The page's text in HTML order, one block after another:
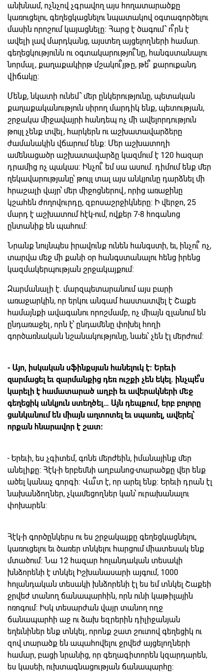
անխնամ, ոչնչով չգրավող այս հողատարածքը
կառուցելու, գեղեցկացնելու նպատակով օգտագործելու
մասին որոշում կայացնելը: Հարց է ծագում՝ ո՞րն է
ավելի լավ մարդկանց, այստեղ այցելողների համար.
գեղեցկությունն ու օգտակարությու՞նը, հանգստանալու
նորմալ, քաղաքակիրթ մշակու՞յթը, թե՞ քարուքանդ
վիճակը:
Մենք, նկատի ունեմ՝ մեր ընկերությունը, պետական
քաղաքականություն սիրող մարդիկ ենք, պետության,
շրջակա միջավայրի հանդեպ ոչ մի ավելորդություն
թույլ չենք տվել, հարկերն ու աշխատավարձերը
ժամանակին վճարում ենք: Մեր աշխատողի
ամենացածր աշխատավարձը կազմում է 120 հազար
դրամից ոչ պակաս: Ինչու՞ եմ սա ասում. դիմում ենք մեր
ղեկավարությանը՝ թույլ տալ այս անկյունը դարձնել մի
հրաշալի վայր՝ մեր միջոցներով, որից առաջինը
կշահեն ժողովուրդը, զբոսաշրջիկները: Ի վերջո, 25
մարդ է աշխատում հէկ-ում, ովքեր 7-8 հոգանոց
ընտանիք են պահում:
Նրանք նույնպես իրավունք ունեն հանգստի, եւ, ինչու՞ ոչ,
տարվա մեջ մի քանի օր հանգստանալու հենց իրենց
կազմակերպության շրջակայքում:
Զարմանալի է. մարզպետարանում այս բարի
առաջարկին, որ երկու անգամ հաստատվել է Շաքե
համայնքի ավագանու որոշմամբ, ոչ միայն զլանում են
ընդառաջել, որն է՝ ընդամենը փոխել հողի
գործառնական նշանակությունը, նաեւ՝ չեն էլ մերժում:
- Այո, իսկական սֆինքսյան հանելուկ է: Երեւի
զարմացել եւ զարմանքից դեռ ուշքի չեն եկել. ինչպե՞ս
կարելի է համատարած աղբի եւ ավերակների մեջ
գեղեցիկ անկյուն ստեղծել… Այն դեպքում, երբ բոլորը
ցանկանում են միայն աղտոտել եւ սպառել, ավերել՝
որքան հնարավոր է շատ:
- Երեւի, ես չգիտեմ, գոնե մերժեին, իմանայինք մեր
անելիքը: Հէկ-ի երբեմնի աղբանոց-տարածքը վեր ենք
ածել կանաչ գորգի: Վա՞տ է, որ արել ենք: Երեւի դրան էլ
նախանձողներ, չկամեցողներ կան՝ ուրախանալու
փոխարեն:
Հէկ-ի գործընկերս ու ես շրջակայքը գեղեցկացնելու,
կառուցելու եւ ծառեր տնկելու հարցում միատեսակ ենք
մտածում: Նա 12 հազար հոլանդական տեսակի
խնձորենի է տնկել Իշխանասարի այգում, 1000
հոլանդական տեսակի խնձորենի էլ ես եմ տնկել Շաքեի
ջրվեժ տանող ճանապարհին, որն ունի կաթիլային
ոռոգում: Իսկ տեսարժան վայր տանող ողջ
ճանապարհի աջ ու ձախ եզրերին դիլիջանյան
եղեւնիներ ենք տնկել, որոնք շատ շուտով գեղեցիկ ու
զով տարածք են ապահովելու ջրվեժ այցելողների
համար, բացի նրանից, որ գեղագիտորեն կզարդարեն,
ես կասեի, ուխտագնացության ճանապարհը: